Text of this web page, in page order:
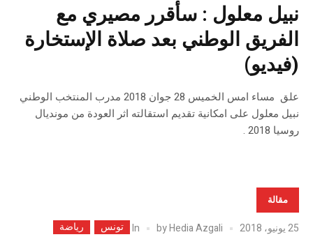
نبيل معلول : سأقرر مصيري مع
الفريق الوطني بعد صلاة الإستخارة
(فيديو)
علق مساء امس الخميس 28 جوان 2018 مدرب المنتخب الوطني
نبيل معلول على امكانية تقديم استقالته اثر العودة من مونديال
روسيا 2018 .
مقالة
25 يونيو، 2018 byHedia Azgali
In تونس رياضة